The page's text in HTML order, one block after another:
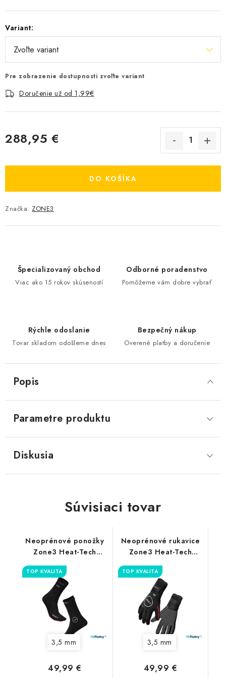
Variant:
Pre zobrazenie dostupnosti zvoľte variant
Doručenie už od 1,99€
288,95 €
DO KOŠÍKA
Značka: ZONE3
Špecializovaný obchod
Viac ako 15 rokov skúseností
Odborné poradenstvo
Pomôžeme vám dobre vybrať
Rýchle odoslanie
Tovar skladom odošleme dnes
Bezpečný nákup
Overené platby a doručenie
Popis
Parametre produktu
Diskusia
Súvisiaci tovar
Neoprénové ponožky
Zone3 Heat-Tech
TOP KVALITA
3,5 mm
49,99 €
Neoprénové rukavice
Zone3 Heat-Tech
TOP KVALITA
3,5 mm
49,99 €